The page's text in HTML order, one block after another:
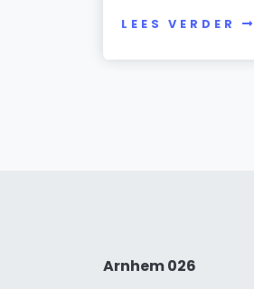
LEES VERDER
Arnhem 026